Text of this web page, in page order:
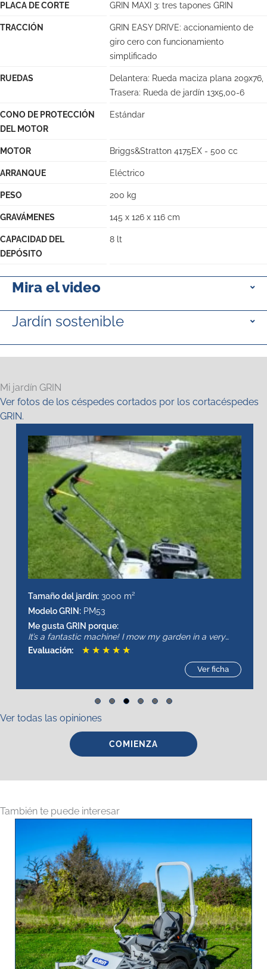
PLACA DE CORTE GRIN MAXI 3: tres tapones GRIN
TRACCIÓN
GRIN EASY DRIVE: accionamiento de
giro cero con funcionamiento
simplificado
RUEDAS
Delantera: Rueda maciza plana 209x76,
Trasera: Rueda de jardín 13x5,00-6
CONO DE PROTECCIÓN
DEL MOTOR
Estándar
MOTOR Briggs&Stratton 4175EX - 500 cc
ARRANQUE Eléctrico
PESO 200 kg
GRAVÁMENES 145 x 126 x 116 cm
CAPACIDAD DEL
DEPÓSITO
8 lt
Mira el video
Jardín sostenible
Mi jardín GRIN
Ver fotos de los céspedes cortados por los cortacéspedes
GRIN.
Tamaño del jardín: 700 m²
Modelo GRIN: BM46
Me gusta GRIN porque:
Powerful, quiet and very fast.
Evaluación:
★ ★ ★ ★ ★
Ver ficha
Slide group 1
Ver todas las opiniones
COMIENZA
También te puede interesar